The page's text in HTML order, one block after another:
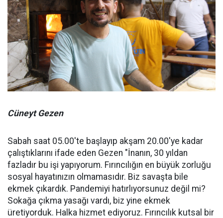
Cüneyt Gezen
Sabah saat 05.00'te başlayıp akşam 20.00'ye kadar
çalıştıklarını ifade eden Gezen "İnanın, 30 yıldan
fazladır bu işi yapıyorum. Fırıncılığın en büyük zorluğu
sosyal hayatınızın olmamasıdır. Biz savaşta bile
ekmek çıkardık. Pandemiyi hatırlıyorsunuz değil mi?
Sokağa çıkma yasağı vardı, biz yine ekmek
üretiyorduk. Halka hizmet ediyoruz. Fırıncılık kutsal bir